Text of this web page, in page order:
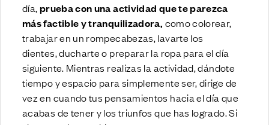
día, prueba con una actividad que te parezca
más factible y tranquilizadora, como colorear,
trabajar en un rompecabezas, lavarte los
dientes, ducharte o preparar la ropa para el día
siguiente. Mientras realizas la actividad, dándote
tiempo y espacio para simplemente ser, dirige de
vez en cuando tus pensamientos hacia el día que
acabas de tener y los triunfos que has logrado. Si